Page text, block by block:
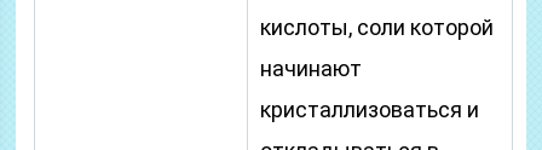
кислоты, соли которой
начинают
кристаллизоваться и